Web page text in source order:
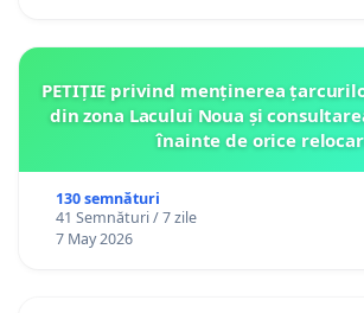
PETIȚIE privind menținerea
din zona Lacului Noua și
înainte de orice
130 semnături
41 Semnături / 7 zile
7 May 2026